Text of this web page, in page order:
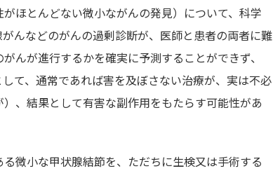
ほとんどない微小ながんの発見）について、科学
んなどのがんの過剰診断が、医師と患者の両者に難
んが進行するかを確実に予測することができず、
て、通常であれば害を及ぼさない治療が、実は不必
、結果として有害な副作用をもたらす可能性があ
微小な甲状腺結節を、ただちに生検又は手術する